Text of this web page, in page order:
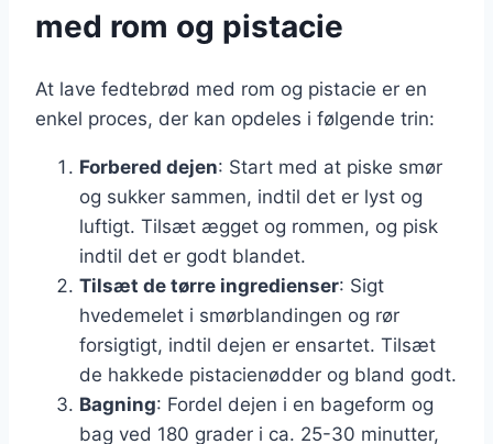
med rom og pistacie
At lave fedtebrød med rom og pistacie er en
enkel proces, der kan opdeles i følgende trin:
Forbered dejen: Start med at piske smør
og sukker sammen, indtil det er lyst og
luftigt. Tilsæt ægget og rommen, og pisk
indtil det er godt blandet.
Tilsæt de tørre ingredienser: Sigt
hvedemelet i smørblandingen og rør
forsigtigt, indtil dejen er ensartet. Tilsæt
de hakkede pistacienødder og bland godt.
Bagning: Fordel dejen i en bageform og
bag ved 180 grader i ca. 25-30 minutter,